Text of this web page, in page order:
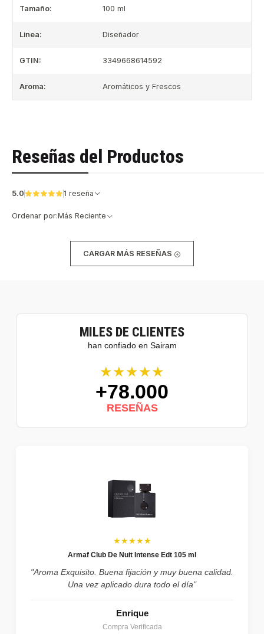
Tamaño: 100 ml
Linea: Diseñador
GTIN: 3349668614592
Aroma: Aromáticos y Frescos
Reseñas del Productos
5.0 1 reseña
Ordenar por:Más Reciente
CARGAR MÁS RESEÑAS
MILES DE CLIENTES
han confiado en Sairam
★★★★★
+78.000
RESEÑAS
★★★★★
Armaf Club De Nuit Intense Edt 105 ml
"Aroma Exquisito. Buena fijación y muy buena calidad.
Una vez aplicado dura todo el día"
Enrique
Compra Verificada